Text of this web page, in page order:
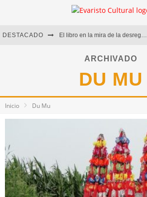
DESTACADO El libro en la mira de la desregulación
Marcelo Rubio | El llovedor
Diego Meret | Hotel Acapulco
Alejandra Correa | La nieve
ARCHIVADO
DU MU
Inicio Du Mu